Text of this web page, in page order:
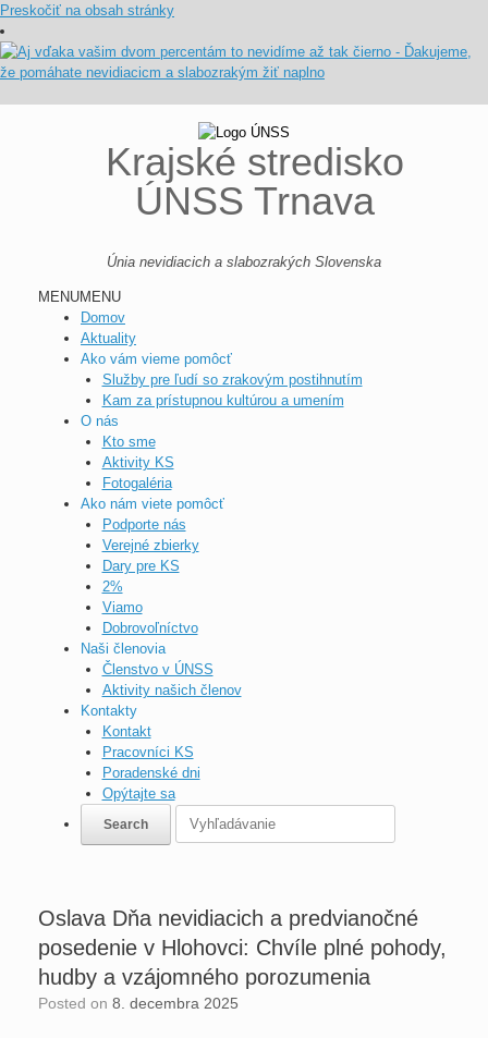
Preskočiť na obsah stránky
Krajské stredisko
ÚNSS Trnava
Únia nevidiacich a slabozrakých Slovenska
MENUMENU
Domov
Aktuality
Ako vám vieme pomôcť
Služby pre ľudí so zrakovým postihnutím
Kam za prístupnou kultúrou a umením
O nás
Kto sme
Aktivity KS
Fotogaléria
Ako nám viete pomôcť
Podporte nás
Verejné zbierky
Dary pre KS
2%
Viamo
Dobrovoľníctvo
Naši členovia
Členstvo v ÚNSS
Aktivity našich členov
Kontakty
Kontakt
Pracovníci KS
Poradenské dni
Opýtajte sa
Oslava Dňa nevidiacich a predvianočné
posedenie v Hlohovci: Chvíle plné pohody,
hudby a vzájomného porozumenia
Posted on 8. decembra 2025